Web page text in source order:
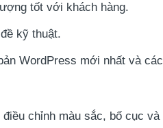
tốt với khách hàng.
kỹ thuật.
WordPress mới nhất và
chỉnh màu sắc, bố cục và